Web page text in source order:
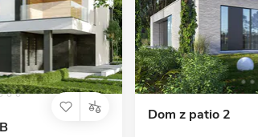
Dom z patio 2